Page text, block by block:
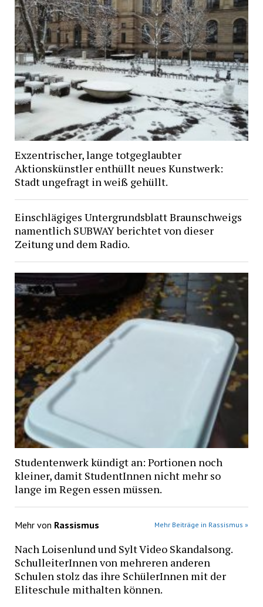
Exzentrischer, lange totgeglaubter
Aktionskünstler enthüllt neues Kunstwerk:
Stadt ungefragt in weiß gehüllt.
Einschlägiges Untergrundsblatt Braunschweigs
namentlich SUBWAY berichtet von dieser
Zeitung und dem Radio.
Studentenwerk kündigt an: Portionen noch
kleiner, damit StudentInnen nicht mehr so
lange im Regen essen müssen.
Mehr von Rassismus Mehr Beiträge in Rassismus »
Nach Loisenlund und Sylt Video Skandalsong.
SchulleiterInnen von mehreren anderen
Schulen stolz das ihre SchülerInnen mit der
Eliteschule mithalten können.